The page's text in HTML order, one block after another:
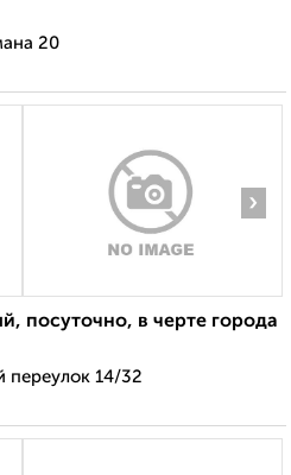
20
›
посуточно, в черте города
переулок 14/32